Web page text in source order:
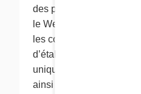
des pages Web ainsi
le Web que nous
les cookies, les pixels-
d’établir avec précision
uniques qui consultent
ainsi que le nombre de